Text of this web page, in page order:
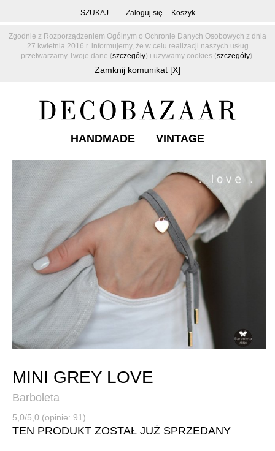
Zgodnie z Rozporządzeniem Ogólnym o Ochronie Danych Osobowych z dnia
27 kwietnia 2016 r. informujemy, że w celu realizacji naszych usług
przetwarzamy Twoje dane (szczegóły) i używamy cookies (szczegóły).
Zamknij komunikat [X]
SZUKAJ Zaloguj się Koszyk
HANDMADE VINTAGE
MINI GREY LOVE
Barboleta
5,0/5,0 (opinie: 91)
TEN PRODUKT ZOSTAŁ JUŻ SPRZEDANY